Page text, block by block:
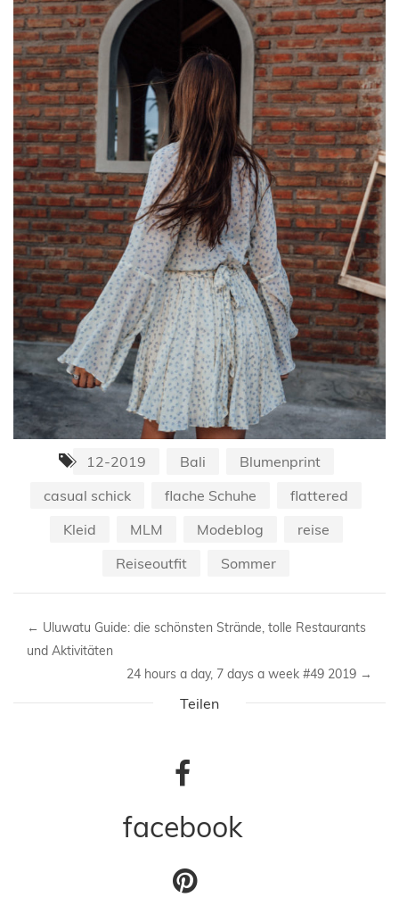
12-2019 Bali
Blumenprint
casual schick
flache Schuhe
flattered
Kleid
MLM Modeblog
reise
Reiseoutfit
Sommer
← Uluwatu Guide: die schönsten Strände, tolle Restaurants
und Aktivitäten
24 hours a day, 7 days a week #49 2019 →
Teilen
facebook